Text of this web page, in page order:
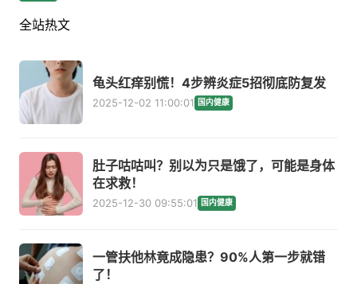
全站热文
龟头红痒别慌！4步辨炎症5招彻底防复发
2025-12-02 11:00:01 国内健康
肚子咕咕叫？别以为只是饿了，可能是身体
在求救！
2025-12-30 09:55:01 国内健康
一管扶他林竟成隐患？90%人第一步就错
了！